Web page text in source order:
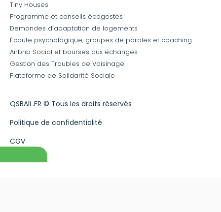
Tiny Houses
Programme et conseils écogestes
Demandes d’adaptation de logements
Écoute psychologique, groupes de paroles et coaching
Airbnb Social et bourses aux échanges
Gestion des Troubles de Voisinage
Plateforme de Solidarité Sociale
QSBAIL.FR © Tous les droits réservés
Politique de confidentialité
CGV